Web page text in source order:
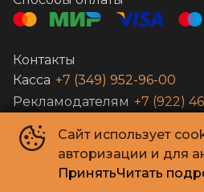
Сайт использует
авторизации и для
ПринятьЧитать
Контакты
Касса +7 (349) 952-96-00
Рекламодателям +7 (922)
Развлекательный клуб
Администрация
Рекламодателям